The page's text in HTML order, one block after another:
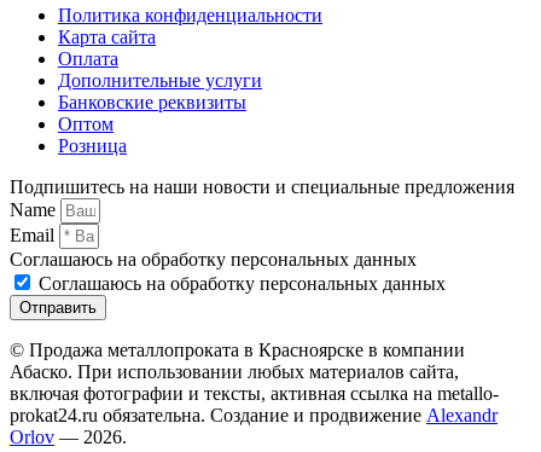
Политика конфиденциальности
Карта сайта
Оплата
Дополнительные услуги
Банковские реквизиты
Оптом
Розница
Подпишитесь на наши новости и специальные предложения
Name
Email
Соглашаюсь на обработку персональных данных
Соглашаюсь на обработку персональных данных
Отправить
© Продажа металлопроката в Красноярске в компании
Абаско. При использовании любых материалов сайта,
включая фотографии и тексты, активная ссылка на metallo-
prokat24.ru обязательна. Создание и продвижение Alexandr
Orlov — 2026.